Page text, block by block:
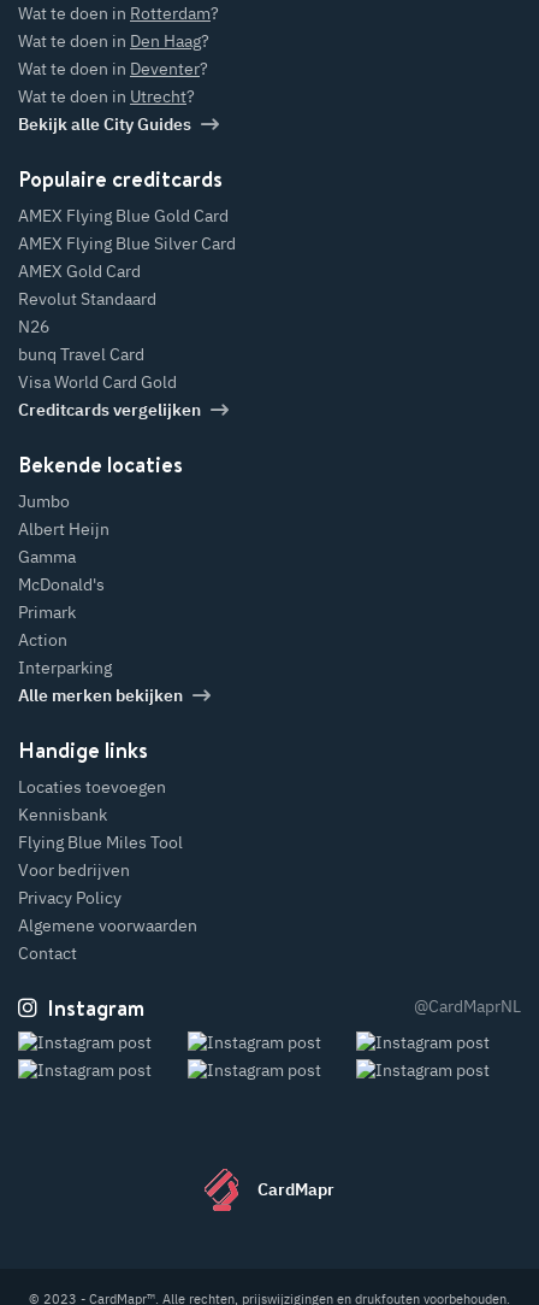
Wat te doen in Rotterdam?
Wat te doen in Den Haag?
Wat te doen in Deventer?
Wat te doen in Utrecht?
Bekijk alle City Guides
Populaire creditcards
AMEX Flying Blue Gold Card
AMEX Flying Blue Silver Card
AMEX Gold Card
Revolut Standaard
N26
bunq Travel Card
Visa World Card Gold
Creditcards vergelijken
Bekende locaties
Jumbo
Albert Heijn
Gamma
McDonald's
Primark
Action
Interparking
Alle merken bekijken
Handige links
Locaties toevoegen
Kennisbank
Flying Blue Miles Tool
Voor bedrijven
Privacy Policy
Algemene voorwaarden
Contact
Instagram @CardMaprNL
CardMapr
© 2023 - CardMapr™. Alle rechten, prijswijzigingen en drukfouten voorbehouden.